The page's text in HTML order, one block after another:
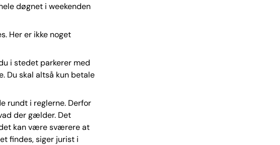
døgnet i weekenden
Her er ikke noget
i stedet parkerer med
Du skal altså kun betale
rundt i reglerne. Derfor
der gælder. Det
kan være sværere at
findes, siger jurist i